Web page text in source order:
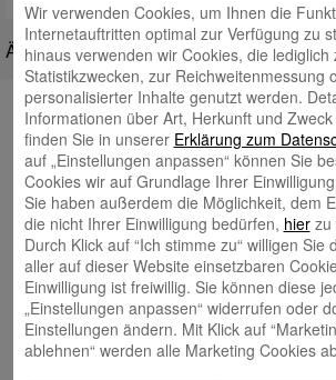
Ältere Beiträge
Sie möchten die Seite in
Sprache sehen?
Dann klicken Sie hier:
Zur Start∙seite in Leichter Sprache
In Kontakt treten:
Webseite:sparkasse-freiburg.de
Telefon:+49 761 215-0
Wir verwenden Cookies, um Ihnen die
Internetauftritten optimal zur Verfügung zu
hinaus verwenden wir Cookies, die lediglich
Statistikzwecken, zur Reichweitenmessung
personalisierter Inhalte genutzt werden.
Informationen über Art, Herkunft und
finden Sie in unserer Erklärung zum
auf „Einstellungen anpassen“ können Sie
Cookies wir auf Grundlage Ihrer
Sie haben außerdem die Möglichkeit, dem
die nicht Ihrer Einwilligung bedürfen, hierzu
Durch Klick auf “Ich stimme zu“ willigen Sie
aller auf dieser Website einsetzbaren
Einwilligung ist freiwillig. Sie können diese
„Einstellungen anpassen“ widerrufen oder
Einstellungen ändern. Mit Klick auf
ablehnen“ werden alle Marketing Cookies